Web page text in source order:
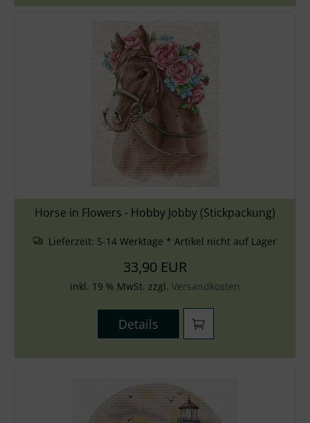
Horse in Flowers - Hobby Jobby (Stickpackung)
Lieferzeit: 5-14 Werktage * Artikel nicht auf Lager
33,90 EUR
inkl. 19 % MwSt. zzgl. Versandkosten
Details